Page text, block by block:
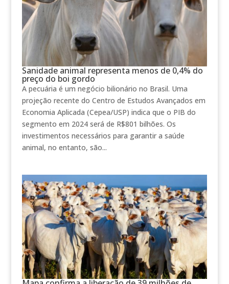
Sanidade animal representa menos de 0,4% do
preço do boi gordo
A pecuária é um negócio bilionário no Brasil. Uma
projeção recente do Centro de Estudos Avançados em
Economia Aplicada (Cepea/USP) indica que o PIB do
segmento em 2024 será de R$801 bilhões. Os
investimentos necessários para garantir a saúde
animal, no entanto, são...